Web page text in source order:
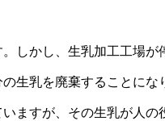
しかし、生乳加工工場
生乳を廃棄することに
ますが、その生乳が人